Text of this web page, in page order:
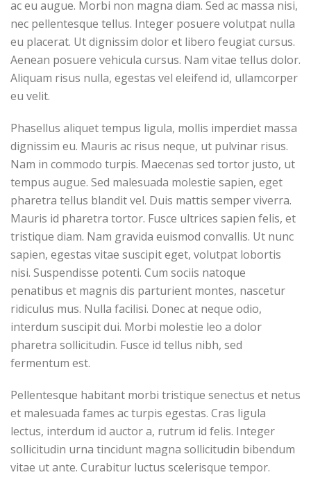
ac eu augue. Morbi non magna diam. Sed ac massa nisi,
nec pellentesque tellus. Integer posuere volutpat nulla
eu placerat. Ut dignissim dolor et libero feugiat cursus.
Aenean posuere vehicula cursus. Nam vitae tellus dolor.
Aliquam risus nulla, egestas vel eleifend id, ullamcorper
eu velit.
Phasellus aliquet tempus ligula, mollis imperdiet massa
dignissim eu. Mauris ac risus neque, ut pulvinar risus.
Nam in commodo turpis. Maecenas sed tortor justo, ut
tempus augue. Sed malesuada molestie sapien, eget
pharetra tellus blandit vel. Duis mattis semper viverra.
Mauris id pharetra tortor. Fusce ultrices sapien felis, et
tristique diam. Nam gravida euismod convallis. Ut nunc
sapien, egestas vitae suscipit eget, volutpat lobortis
nisi. Suspendisse potenti. Cum sociis natoque
penatibus et magnis dis parturient montes, nascetur
ridiculus mus. Nulla facilisi. Donec at neque odio,
interdum suscipit dui. Morbi molestie leo a dolor
pharetra sollicitudin. Fusce id tellus nibh, sed
fermentum est.
Pellentesque habitant morbi tristique senectus et netus
et malesuada fames ac turpis egestas. Cras ligula
lectus, interdum id auctor a, rutrum id felis. Integer
sollicitudin urna tincidunt magna sollicitudin bibendum
vitae ut ante. Curabitur luctus scelerisque tempor.